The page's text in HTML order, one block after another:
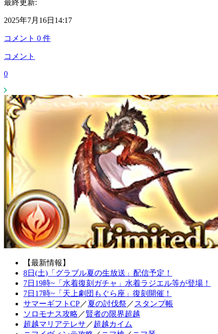
最終更新:
2025年7月16日14:17
コメント 0 件
コメント
0
【最新情報】
8日(土)「グラブル夏の生放送」配信予定！
7日19時~「水着復刻ガチャ」水着ラジエル等が登場！
7日17時~「天上劇団もぐら座」復刻開催！
サマーギフトCP／夏の討伐祭 ／ スタンプ帳
ソロモナス攻略 ／賢者の限界超越
超越マリアテレサ ／超越カイム